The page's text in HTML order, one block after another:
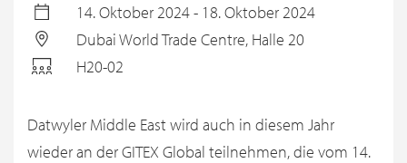
14. Oktober 2024 - 18. Oktober 2024
Dubai World Trade Centre, Halle 20
H20-02
Datwyler Middle East wird auch in diesem Jahr
wieder an der GITEX Global teilnehmen, die vom 14.